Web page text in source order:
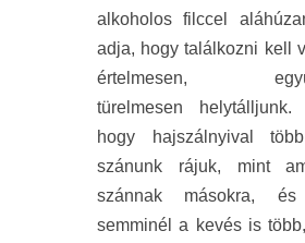
alkoholos filccel
adja, hogy találkozni kell
értelmesen,
türelmesen
hogy hajszálnyival
szánunk rájuk, mint
szánnak másokra,
semminél a kevés is